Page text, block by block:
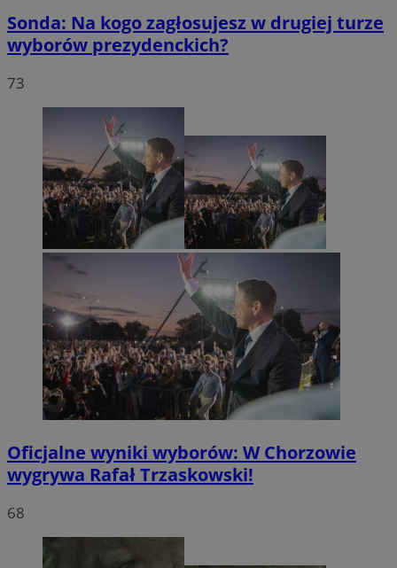
Sonda: Na kogo zagłosujesz w drugiej turze
wyborów prezydenckich?
73
Oficjalne wyniki wyborów: W Chorzowie
wygrywa Rafał Trzaskowski!
68